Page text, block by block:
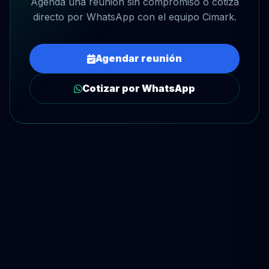
directo por WhatsApp con el equipo Cimark.
Agendar reunión
Cotizar por WhatsApp